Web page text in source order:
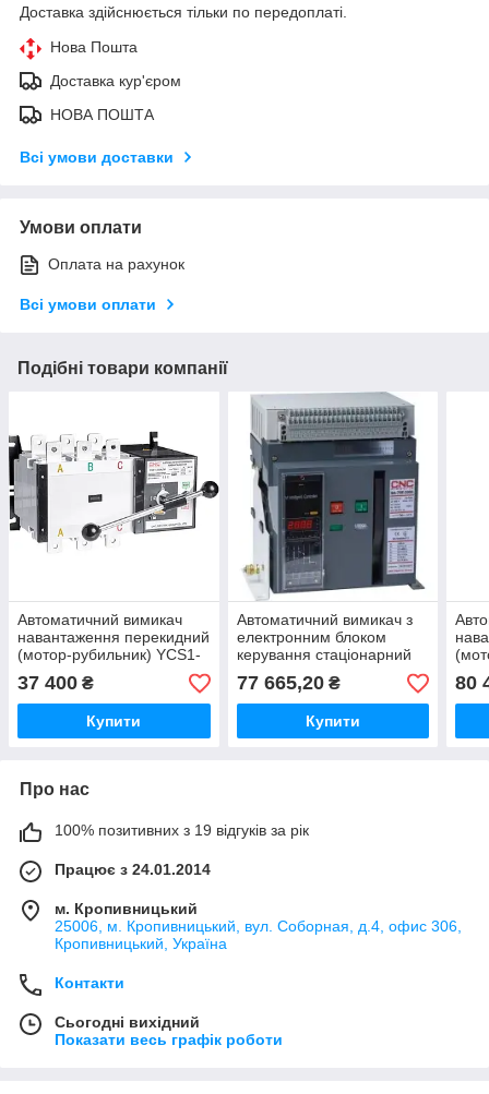
Доставка здійснюється тільки по передоплаті.
Нова Пошта
Доставка кур'єром
НОВА ПОШТА
Всі умови доставки
Умови оплати
Оплата на рахунок
Всі умови оплати
Подібні товари компанії
Автоматичний вимикач
навантаження перекидний
(мотор-рубильник) YCS1-
630А/3Р, АС415V
37 400 ₴
Купити
Автоматичний вимикач з
електронним блоком
керування стаціонарний
BA79E-2000, 1250А, 3P,
415V (80kA)
77 665,20₴
Купити
80
Про нас
100% позитивних з 19 відгуків за рік
Працює з 24.01.2014
м. Кропивницький
25006, м. Кропивницький, вул. Соборная, д.4, офис 306,
Кропивницький, Україна
Контакти
Сьогодні вихідний
Показати весь графік роботи